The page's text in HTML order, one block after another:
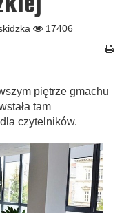
17406
piętrze gmachu
tam
czytelników.